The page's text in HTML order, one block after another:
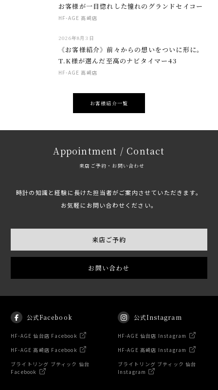
お客様が一目惚れした憧れのグランドセイコー
HF-AGE 高崎店
2026年8月3日
《お客様紹介》前々からの想いをついに形に。
T.K様が選んだ至高のナビタイマー43
HF-AGE 高崎店
お客様紹介一覧
Appointment / Contact
来店ご予約・お問い合わせ
時計の知識と経験に長けた担当者がご案内させていただきます。
お気軽にお問い合わせください。
来店ご予約
お問い合わせ
公式Facebook
HF-AGE 仙台店 Facebook
HF-AGE 高崎店 Facebook
ブライトリング ブティック 仙台
Facebook
公式Instagram
HF-AGE 仙台店 Instagram
HF-AGE 高崎店 Instagram
ブライトリング ブティック 仙台
Instagram